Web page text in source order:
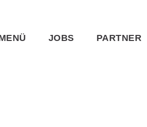
JOBS PARTNER